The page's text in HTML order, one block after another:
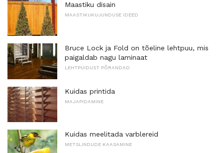
Maastiku disain
MAASTIKUKUJUNDUSE IDEED
Bruce Lock ja Fold on tõeline lehtpuu, mis
paigaldab nagu laminaat
LEHTPUIDUST PÕRANDAD
Kuidas printida
MAJAPIDAMINE
Kuidas meelitada varblereid
METSLINDUDE KAASAMINE